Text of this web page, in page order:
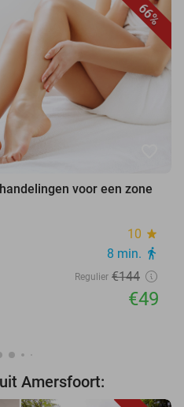
66%
voor een zone
10 star
8 min. directions_walk
Regulier €144
€49
Amersfoort: